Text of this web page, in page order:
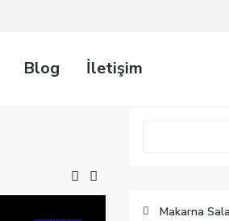
Blog İletişim
Makarna